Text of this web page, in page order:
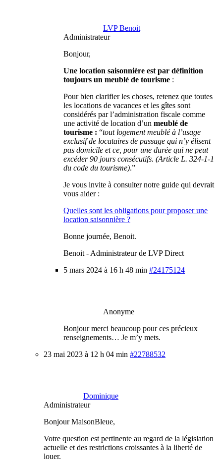
LVP Benoit
Administrateur
Bonjour,
Une location saisonnière est par définition
toujours un meublé de tourisme :
Pour bien clarifier les choses, retenez que toutes
les locations de vacances et les gîtes sont
considérés par l’administration fiscale comme
une activité de location d’un meublé de
tourisme : “tout logement meublé à l’usage
exclusif de locataires de passage qui n’y élisent
pas domicile et ce, pour une durée qui ne peut
excéder 90 jours consécutifs. (Article L. 324-1-1
du code du tourisme).”
Je vous invite à consulter notre guide qui devrait
vous aider :
Quelles sont les obligations pour proposer une
location saisonnière ?
Bonne journée, Benoit.
Benoit - Administrateur de LVP Direct
5 mars 2024 à 16 h 48 min #24175124
Anonyme
Bonjour merci beaucoup pour ces précieux
renseignements… Je m’y mets.
23 mai 2023 à 12 h 04 min #22788532
Dominique
Administrateur
Bonjour MaisonBleue,
Votre question est pertinente au regard de la législation
actuelle et des restrictions croissantes à la liberté de
louer.